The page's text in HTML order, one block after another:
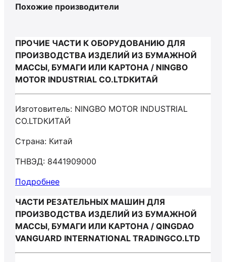
Похожие производители
ПРОЧИЕ ЧАСТИ К ОБОРУДОВАНИЮ ДЛЯ
ПРОИЗВОДСТВА ИЗДЕЛИЙ ИЗ БУМАЖНОЙ
МАССЫ, БУМАГИ ИЛИ КАРТОНА / NINGBO
MOTOR INDUSTRIAL CO.LTDКИТАЙ
Изготовитель: NINGBO MOTOR INDUSTRIAL
CO.LTDКИТАЙ
Страна: Китай
ТНВЭД: 8441909000
Подробнее
ЧАСТИ РЕЗАТЕЛЬНЫХ МАШИН ДЛЯ
ПРОИЗВОДСТВА ИЗДЕЛИЙ ИЗ БУМАЖНОЙ
МАССЫ, БУМАГИ ИЛИ КАРТОНА / QINGDAO
VANGUARD INTERNATIONAL TRADINGCO.LTD